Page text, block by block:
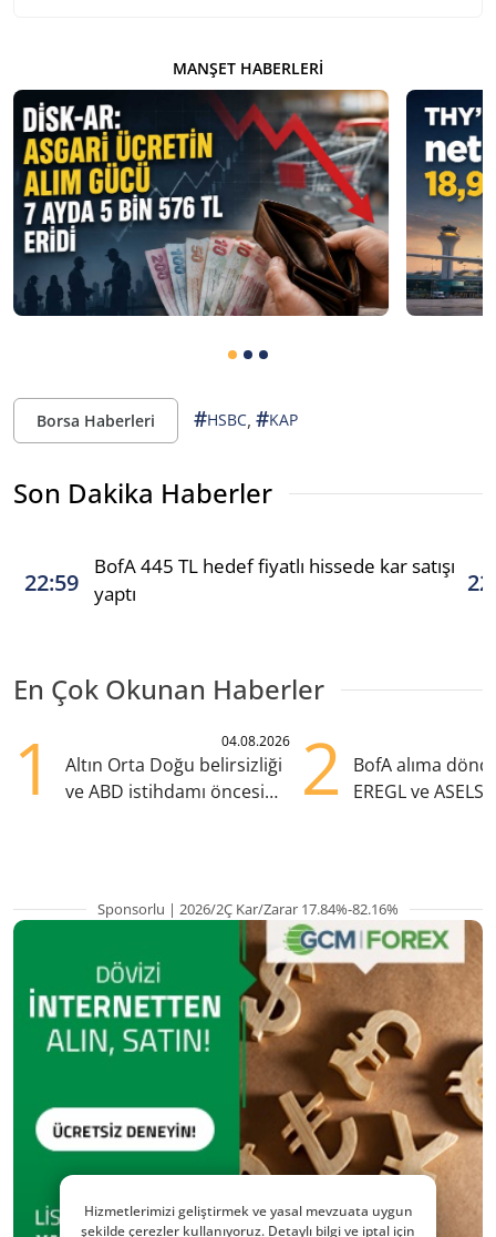
MANŞET HABERLERI
Borsa Haberleri #HSBC, #KAP
Son Dakika Haberler
22:59
BofA 445 TL hedef fiyatlı hissede kar satışı
yaptı
En Çok Okunan Haberler
1 04.08.2026
Altın Orta Doğu belirsizliği
ve ABD istihdamı öncesi
2
BofA alıma
EREGL ve ASELS
Sponsorlu | 2026/2Ç Kar/Zarar 17.84%-82.16%
Hizmetlerimizi geliştirmek ve yasal mevzuata uygun
şekilde çerezler kullanıyoruz. Detaylı bilgi ve iptal için